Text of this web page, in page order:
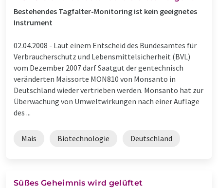
Bestehendes Tagfalter-Monitoring ist kein geeignetes
Instrument
02.04.2008 - Laut einem Entscheid des Bundesamtes für
Verbraucherschutz und Lebensmittelsicherheit (BVL)
vom Dezember 2007 darf Saatgut der gentechnisch
veränderten Maissorte MON810 von Monsanto in
Deutschland wieder vertrieben werden. Monsanto hat zur
Überwachung von Umweltwirkungen nach einer Auflage
des ...
Mais Biotechnologie Deutschland
Süßes Geheimnis wird gelüftet